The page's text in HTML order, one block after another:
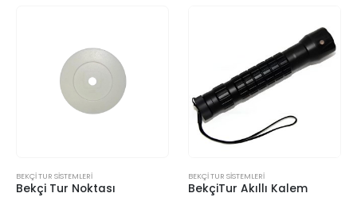
BEKÇİ TUR SİSTEMLERİ
Bekçi Tur Noktası
BEKÇİ TUR SİSTEMLERİ
BekçiTur Akıllı Kalem